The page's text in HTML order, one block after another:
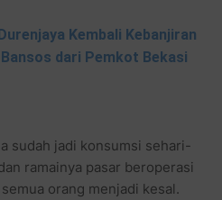
Kembali Kebanjiran
dari Pemkot Bekasi
sudah jadi konsumsi sehari-
ramainya pasar beroperasi
orang menjadi kesal.